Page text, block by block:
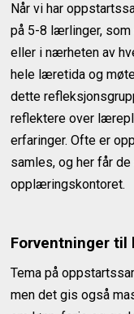
Når vi har
på 5-8 lærlinger,
eller i nærheten av
hele læretida og
dette
reflektere over
erfaringer. Ofte er
samles, og her får
opplæringskontoret.
Forventninger
Tema på
men det gis også